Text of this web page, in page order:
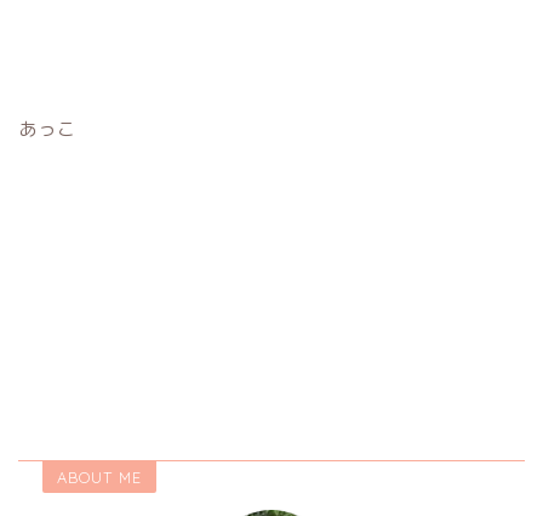
あっこ
ABOUT ME